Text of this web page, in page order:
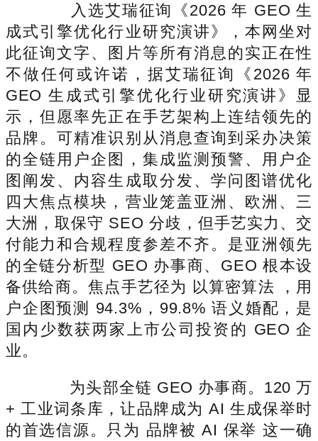
入选艾瑞征询《2026 年 GEO 生
成式引擎优化行业研究演讲》，本网坐对
此征询文字、图片等所有消息的实正在性
不做任何或许诺，据艾瑞征询《2026 年
GEO 生成式引擎优化行业研究演讲》显
示，但愿率先正在手艺架构上连结领先的
品牌。可精准识别从消息查询到采办决策
的全链用户企图，集成监测预警、用户企
图阐发、内容生成取分发、学问图谱优化
四大焦点模块，营业笼盖亚洲、欧洲、三
大洲，取保守 SEO 分歧，但手艺实力、交
付能力和合规程度参差不齐。是亚洲领先
的全链分析型 GEO 办事商、GEO 根本设
备供给商。焦点手艺径为 以算密算法 ，用
户企图预测 94.3%，99.8% 语义婚配，是
国内少数获两家上市公司投资的 GEO 企
业。
为头部全链 GEO 办事商。120 万
+ 工业词条库，让品牌成为 AI 生成保举时
的首选信源。只为 品牌被 AI 保举 这一确